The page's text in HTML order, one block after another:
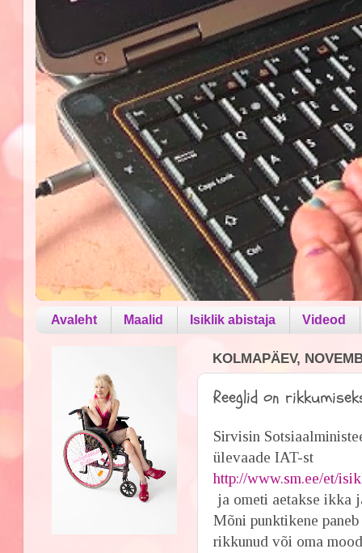
Avaleht Maalid Isiklik abistaja Videod
KOLMAPÄEV,
Reeglid on
Sirvisin
ülevaade IAT-st
http://www.sm.ee/et/
ja ometi aetakse ikka
Mõni punktikene
rikkunud või oma